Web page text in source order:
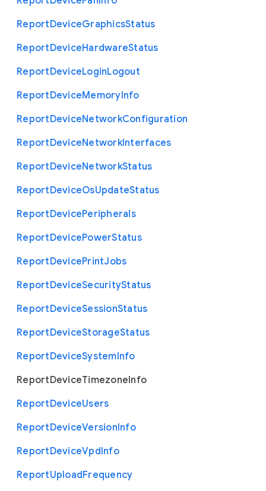
ReportDeviceGraphicsStatus
ReportDeviceHardwareStatus
ReportDeviceLoginLogout
ReportDeviceMemoryInfo
ReportDeviceNetworkConfiguration
ReportDeviceNetworkInterfaces
ReportDeviceNetworkStatus
ReportDeviceOsUpdateStatus
ReportDevicePeripherals
ReportDevicePowerStatus
ReportDevicePrintJobs
ReportDeviceSecurityStatus
ReportDeviceSessionStatus
ReportDeviceStorageStatus
ReportDeviceSystemInfo
ReportDeviceTimezoneInfo
ReportDeviceUsers
ReportDeviceVersionInfo
ReportDeviceVpdInfo
ReportUploadFrequency